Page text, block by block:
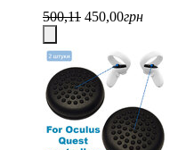
500,11 450,00грн